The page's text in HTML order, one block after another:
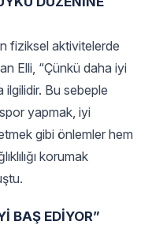
fiziksel aktivitelerde
Elli, “Çünkü daha iyi
ilgilidir. Bu sebeple
yapmak, iyi
gibi önlemler hem
korumak
BAŞ EDİYOR”